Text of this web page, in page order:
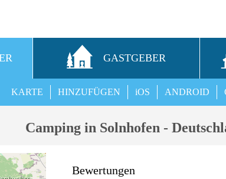
GASTGEBER
ANDROID
iOS
HINZUFÜGEN
KARTE
Camping in Solnhofen -
Bewertungen